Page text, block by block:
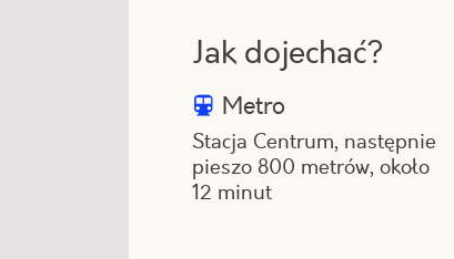
Jak dojechać?
Metro
Stacja Centrum, następnie
pieszo 800 metrów, około
12 minut